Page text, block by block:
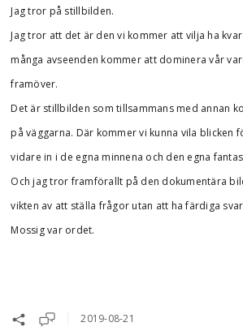
Jag tror på stillbilden.
Jag tror att det är den vi kommer att vilja ha
många avseenden kommer att dominera vår
framöver.
Det är stillbilden som tillsammans med annan
på väggarna. Där kommer vi kunna vila blicken
vidare in i de egna minnena och den egna
Och jag tror framförallt på den dokumentära
vikten av att ställa frågor utan att ha färdiga
Mossig var ordet.
2019-08-21